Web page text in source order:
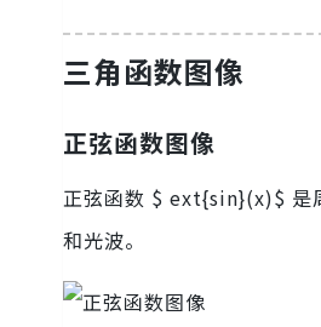
三角函数图像
正弦函数图像
正弦函数 $ ext{sin}(x)$ 是
和光波。